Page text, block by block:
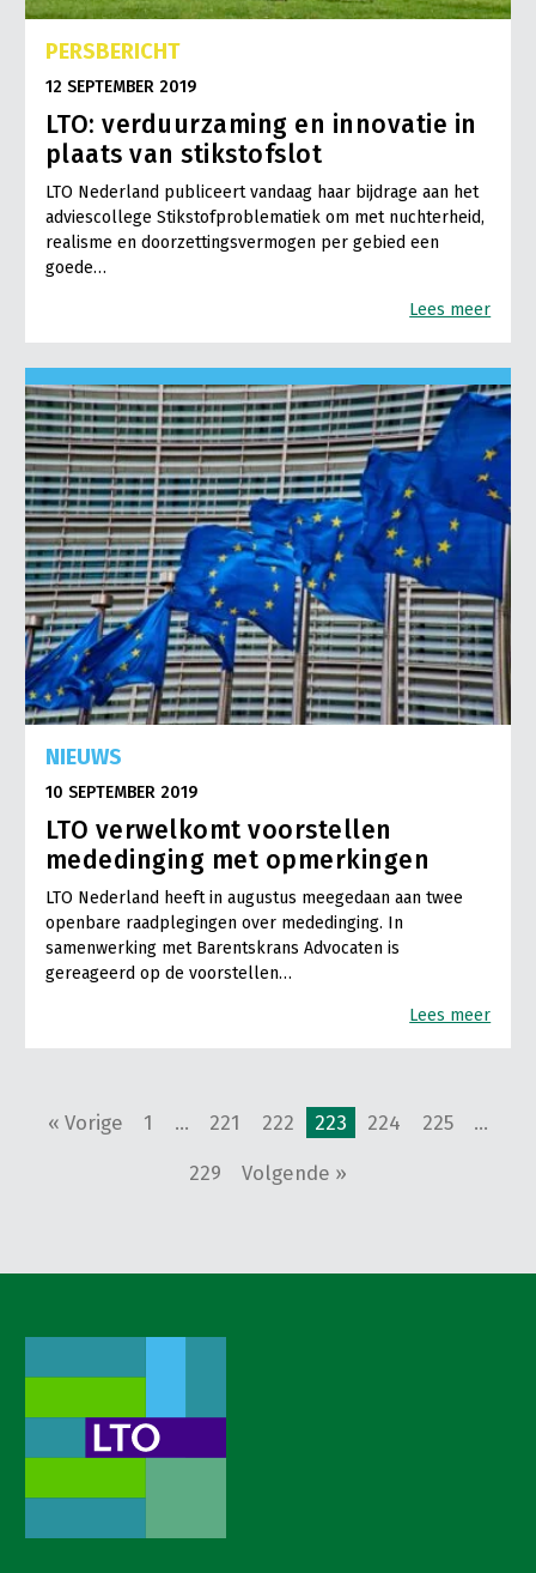
PERSBERICHT
12 SEPTEMBER 2019
LTO: verduurzaming en innovatie in
plaats van stikstofslot
LTO Nederland publiceert vandaag haar bijdrage aan het
adviescollege Stikstofproblematiek om met nuchterheid,
realisme en doorzettingsvermogen per gebied een
goede…
Lees meer
NIEUWS
10 SEPTEMBER 2019
LTO verwelkomt voorstellen
mededinging met opmerkingen
LTO Nederland heeft in augustus meegedaan aan twee
openbare raadplegingen over mededinging. In
samenwerking met Barentskrans Advocaten is
gereageerd op de voorstellen…
Lees meer
« Vorige 1 … 221 222 223 224 225 …
229 Volgende »